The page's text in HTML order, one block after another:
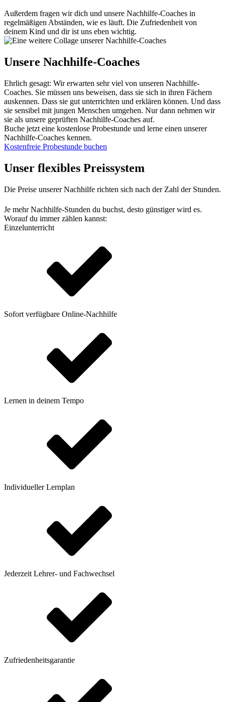
Außerdem fragen wir dich und unsere Nachhilfe-Coaches in
regelmäßigen Abständen, wie es läuft. Die Zufriedenheit von
deinem Kind und dir ist uns eben wichtig.
Unsere Nachhilfe-Coaches
Ehrlich gesagt: Wir erwarten sehr viel von unseren Nachhilfe-
Coaches. Sie müssen uns beweisen, dass sie sich in ihren Fächern
auskennen. Dass sie gut unterrichten und erklären können. Und dass
sie sensibel mit jungen Menschen umgehen. Nur dann nehmen wir
sie als unsere geprüften Nachhilfe-Coaches auf.
Buche jetzt eine kostenlose Probestunde und lerne einen unserer
Nachhilfe-Coaches kennen.
Kostenfreie Probestunde buchen
Unser flexibles Preissystem
Die Preise unserer Nachhilfe richten sich nach der Zahl der Stunden.
Je mehr Nachhilfe-Stunden du buchst, desto günstiger wird es.
Worauf du immer zählen kannst:
Einzelunterricht
Sofort verfügbare Online-Nachhilfe
Lernen in deinem Tempo
Individueller Lernplan
Jederzeit Lehrer- und Fachwechsel
Zufriedenheitsgarantie